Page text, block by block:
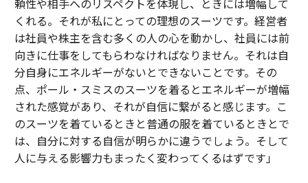
頼性や相手へのリスペクトを体現し、ときには増幅して
くれる。それが私にとっての理想のスーツです。経営者
は社員や株主を含む多くの人の心を動かし、社員には前
向きに仕事をしてもらわなければなりません。それは自
分自身にエネルギーがないとできないことです。その
点、ポール・スミスのスーツを着るとエネルギーが増幅
された感覚があり、それが自信に繋がると感じます。こ
のスーツを着ているときと普通の服を着ているときとで
は、自分に対する自信が明らかに違うでしょう。そして
人に与える影響力もまったく変わってくるはずです」